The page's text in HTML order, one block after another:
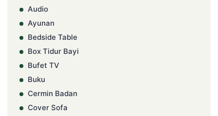
Audio
Ayunan
Bedside Table
Box Tidur Bayi
Bufet TV
Buku
Cermin Badan
Cover Sofa